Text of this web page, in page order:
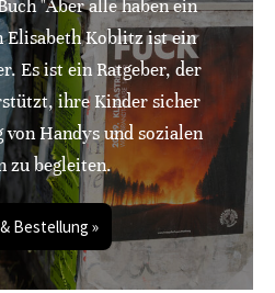
"Aber alle haben ein
Elisabeth Koblitz ist ein
Es ist ein Ratgeber, der
ihre Kinder sicher
Handys und sozialen
zu begleiten.
Bestellung »